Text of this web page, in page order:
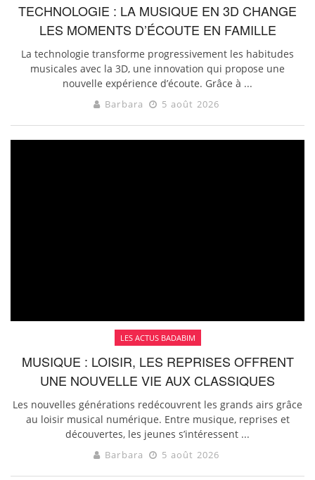
TECHNOLOGIE : LA MUSIQUE EN 3D CHANGE
LES MOMENTS D’ÉCOUTE EN FAMILLE
La technologie transforme progressivement les habitudes
musicales avec la 3D, une innovation qui propose une
nouvelle expérience d’écoute. Grâce à ...
Barbara 5 août 2026
LES ACTUS BADABIM
MUSIQUE : LOISIR, LES REPRISES OFFRENT
UNE NOUVELLE VIE AUX CLASSIQUES
Les nouvelles générations redécouvrent les grands airs grâce
au loisir musical numérique. Entre musique, reprises et
découvertes, les jeunes s’intéressent ...
Barbara 5 août 2026